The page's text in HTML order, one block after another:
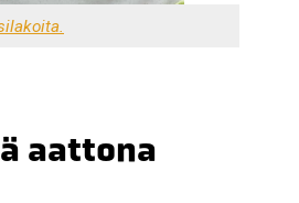
aattona